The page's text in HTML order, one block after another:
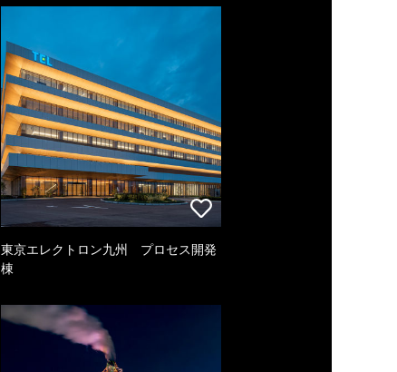
東京エレクトロン九州 プロセス開発
棟